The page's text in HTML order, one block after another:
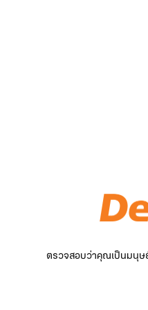
ตรวจสอบว่าคุณเป็นมนุษ